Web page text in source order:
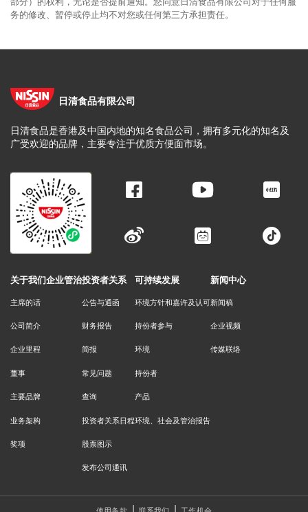
务的修改、暂停或停止均不对您或任何第三方承担责任。
日清食品有限公司
日清食品是香港及中国内地的知名食品公司，拥有多元化的知名及
广受欢迎的品牌，主要专注于优质方便面市场。
关于我们
主席的话
公司简介
企业里程
董事
主要品牌
业务架构
奖项
企业管治投资者关系
公告与通函
财务报告
简报
常见问题
查询
投资者关系日程
股票图示
发布公司通讯
可持续发展
环境方针和嘉许及认可
持份者参与
环境
持份者
产品
环境、社会及管治报告
新闻中心
新闻稿
企业视频
传媒联络